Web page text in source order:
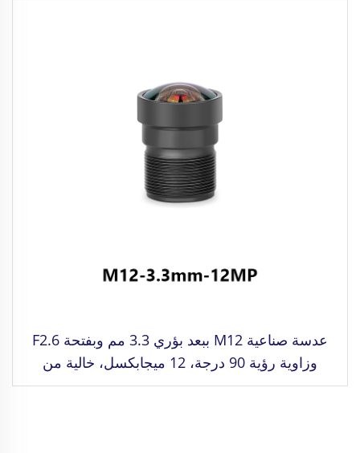
عدسة صناعية M12 ببعد بؤري 3.3 مم وبفتحة F2.6
وزاوية رؤية 90 درجة، 12 ميجابكسل، خالية من
التشوه، لمعدل الصورة 1/2.3"